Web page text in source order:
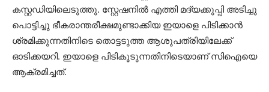
കസ്റ്റഡിയിലെടുത്തു. സ്റ്റേഷനില്‍ എത്തി മദ്യക്കുപ്പി അടിച്ചു
പൊട്ടിച്ചു ഭീകരാന്തരീക്ഷമുണ്ടാക്കിയ ഇയാളെ പിടിക്കാന്‍
ശ്രമിക്കുന്നതിനിടെ തൊട്ടടുത്ത ആശുപത്രിയിലേക്ക്
ഓടിക്കയറി. ഇയാളെ പിടികൂടുന്നതിനിടെയാണ് സിഐയെ
ആക്രമിച്ചത്.